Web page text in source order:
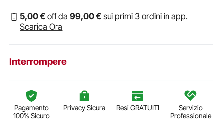
5,00€ off da99,00€ sui primi 3 ordini in app.
Scarica Ora
Interrompere
Pagamento
100% Sicuro
Privacy Sicura Resi GRATUITI
Servizio
Professionale